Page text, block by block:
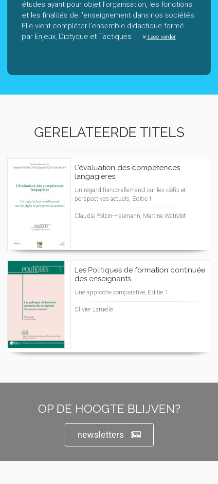
études ayant pour objet l'organisation, les fonctions
et les finalités de l'enseignement dans nos sociétés.
Elle vient compléter l’ensemble didactique formé
par Enjeux, Diptyque et Tactiques.
Lees verder
GERELATEERDE TITELS
L'évaluation des compétences
langagières
Un regard franco-allemand sur les défis et
perspectives actuels, Editie 1
Claudia Polzin-Haumann, Martine Watrelot
Les Politiques de formation continuée
des enseignants
Une approche comparative, Editie 1
Olivier Laruelle
OP DE HOOGTE BLIJVEN?
newsletters